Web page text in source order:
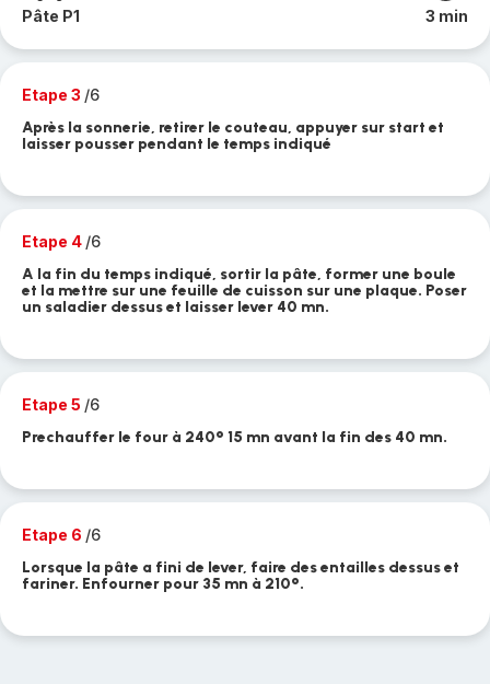
Pâte P1 3 min
Etape 3 /6
Après la sonnerie, retirer le couteau, appuyer sur start et
laisser pousser pendant le temps indiqué
Etape 4 /6
A la fin du temps indiqué, sortir la pâte, former une boule
et la mettre sur une feuille de cuisson sur une plaque. Poser
un saladier dessus et laisser lever 40 mn.
Etape 5 /6
Prechauffer le four à 240° 15 mn avant la fin des 40 mn.
Etape 6 /6
Lorsque la pâte a fini de lever, faire des entailles dessus et
fariner. Enfourner pour 35 mn à 210°.